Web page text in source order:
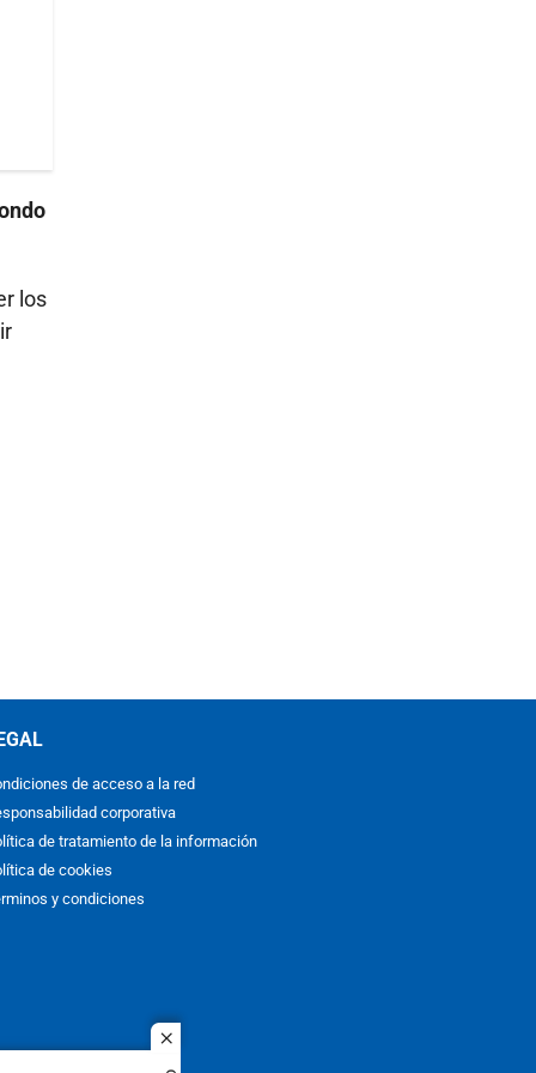
close
los
de acceso a la red
corporativa
de tratamiento de la información
de cookies
y condiciones